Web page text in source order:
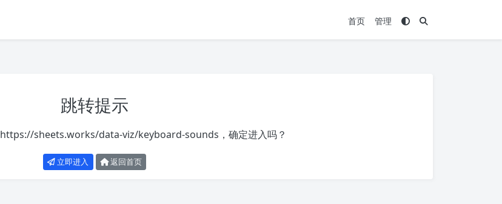
首页 管理
跳转提示
https://sheets.works/data-viz/keyboard-sounds ，确定进入吗？
立即进入 返回首页